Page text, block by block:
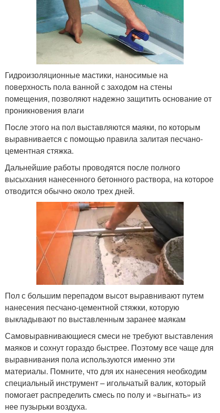
Гидроизоляционные мастики, наносимые на
поверхность пола ванной с заходом на стены
помещения, позволяют надежно защитить основание от
проникновения влаги
После этого на пол выставляются маяки, по которым
выравнивается с помощью правила залитая песчано-
цементная стяжка.
Дальнейшие работы проводятся после полного
высыхания нанесенного бетонного раствора, на которое
отводится обычно около трех дней.
Пол с большим перепадом высот выравнивают путем
нанесения песчано-цементной стяжки, которую
выкладывают по выставленным заранее маякам
Самовыравнивающиеся смеси не требуют выставления
маяков и сохнут гораздо быстрее. Поэтому все чаще для
выравнивания пола используются именно эти
материалы. Помните, что для их нанесения необходим
специальный инструмент – игольчатый валик, который
помогает распределить смесь по полу и «выгнать» из
нее пузырьки воздуха.